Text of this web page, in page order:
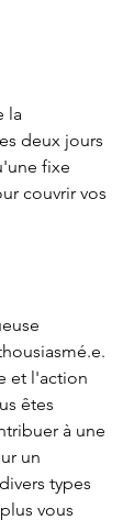
la
deux jours
fixe
couvrir vos
et l'action
êtes
à une
un
types
vous